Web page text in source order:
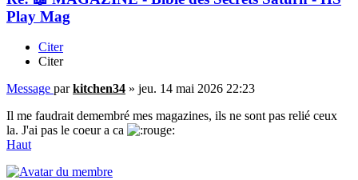
Play Mag
Citer
Citer
Message parkitchen34 » jeu. 14 mai 2026 22:23
Il me faudrait demembré mes magazines, ils ne sont pas relié ceux
la. J'ai pas le coeur a ca
Haut